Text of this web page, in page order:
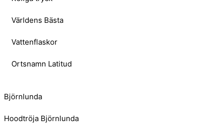
Världens Bästa
Vattenflaskor
Ortsnamn Latitud
Björnlunda
Hoodtröja Björnlunda